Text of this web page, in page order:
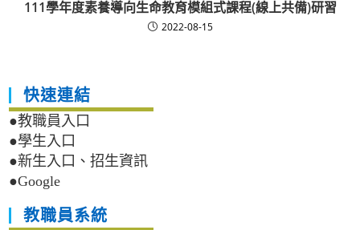
111學年度素養導向生命教育模組式課程(線上共備)研習
2022-08-15
快速連結
●教職員入口
●學生入口
●新生入口、招生資訊
●Google
教職員系統